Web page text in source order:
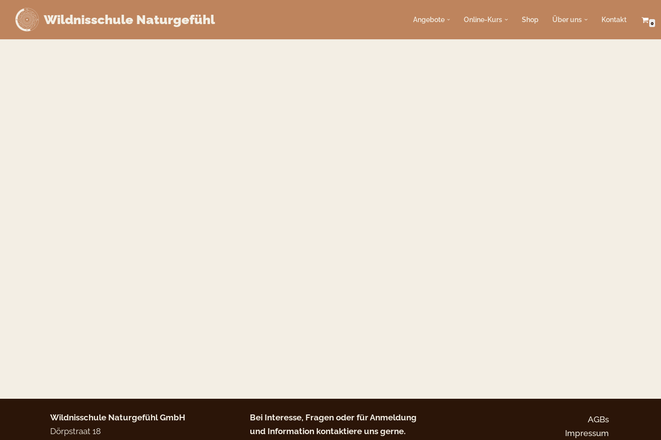
Zum
Inhalt
Wildnisschule Naturgefühl Angebote Online-Kurs Shop Über uns Kontakt 0
Wildnisschule Naturgefühl GmbH
Dörpstraat 18
Bei Interesse, Fragen oder für Anmeldung
und Information kontaktiere uns gerne.
AGBs
Impressum